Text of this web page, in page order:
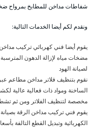
شفاطات مداخن للمطابخ بمرواح
ونقدم لكم أيضا الخدمات التالية:
يقوم أيضا فني كهربائي تركيب
مضخات مياه لإزالة الدهون
لصيانة الهود
نقوم بتنظيف فلاتر مداخن مطاعم
الساخنة ومواد ذات فعالية عالية
مخصصة لتنظيف الفلاتر ومن ثم
يقوم فني تركيب مداخن الرقة
الكهربائية وتبديل القطع التالفة